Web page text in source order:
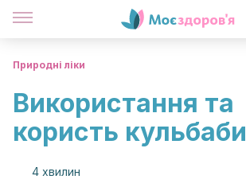
Природні ліки
Використання та
користь кульбаби
4 хвилин